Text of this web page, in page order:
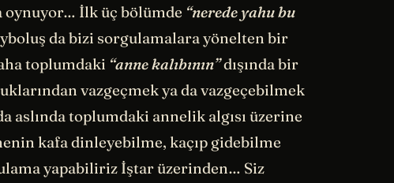
oynuyor… İlk üç bölümde “nerede yahu bu
da bizi sorgulamalara yönelten bir
toplumdaki “anne kalıbının”dışında bir
vazgeçmek ya da vazgeçebilmek
aslında toplumdaki annelik algısı üzerine
kafa dinleyebilme, kaçıp gidebilme
yapabiliriz İştar üzerinden… Siz